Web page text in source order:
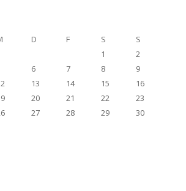
D F S
S
1
2
6 7 8
9
13 14 15
16
20 21 22
23
27 28 29
30